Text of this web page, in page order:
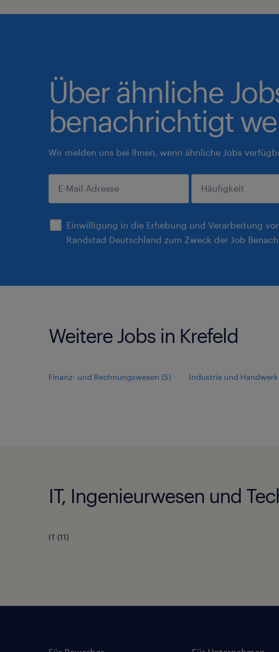
Über ähnliche
benachrichtigt
Wir melden uns bei Ihnen, wenn ähnliche Jobs
Einwilligung in die Erhebung und Verarbeitung
Randstad Deutschland zum Zweck der Job
anmelden
Weitere Jobs in Krefeld
Finanz- und Rechnungswesen (5) Industrie und Handwerk
IT, Ingenieurwesen und
IT (11)